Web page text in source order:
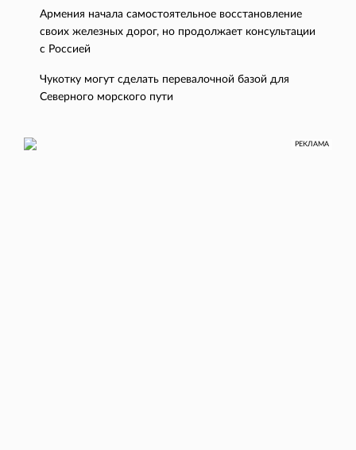
Армения начала самостоятельное восстановление
своих железных дорог, но продолжает консультации
с Россией
Чукотку могут сделать перевалочной базой для
Северного морского пути
РЕКЛАМА